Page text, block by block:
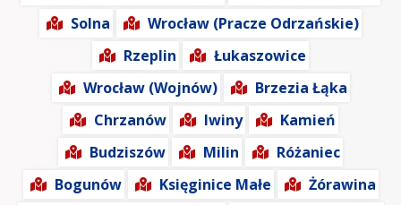
Solna
Wrocław (Pracze Odrzańskie)
Rzeplin
Łukaszowice
Wrocław (Wojnów)
Brzezia Łąka
Chrzanów
Iwiny
Kamień
Budziszów
Milin
Różaniec
Bogunów
Księginice Małe
Żórawina